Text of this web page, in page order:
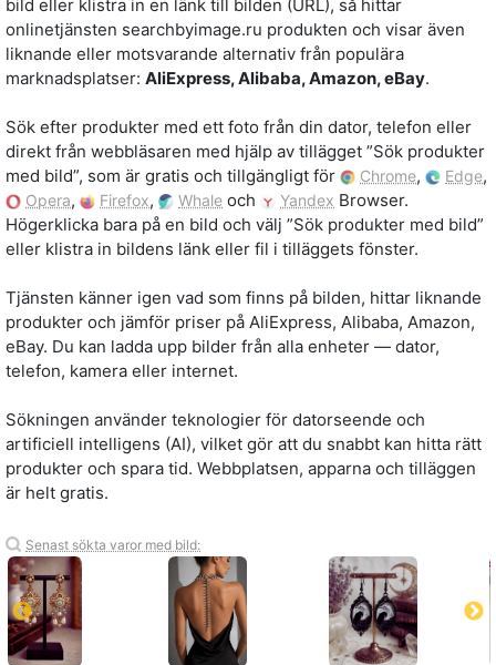
bild eller klistra in en länk till bilden (URL), så hittar
onlinetjänsten searchbyimage.ru produkten och visar även
liknande eller motsvarande alternativ från populära
marknadsplatser: AliExpress, Alibaba, Amazon, eBay.
Sök efter produkter med ett foto från din dator, telefon eller
direkt från webbläsaren med hjälp av tillägget ”Sök produkter
med bild”, som är gratis och tillgängligt för
Chrome, Edge,
Opera, Firefox, Whale och Yandex Browser.
Högerklicka bara på en bild och välj ”Sök produkter med bild”
eller klistra in bildens länk eller fil i tilläggets fönster.
Tjänsten känner igen vad som finns på bilden, hittar liknande
produkter och jämför priser på AliExpress, Alibaba, Amazon,
eBay. Du kan ladda upp bilder från alla enheter — dator,
telefon, kamera eller internet.
Sökningen använder teknologier för datorseende och
artificiell intelligens (AI), vilket gör att du snabbt kan hitta rätt
produkter och spara tid. Webbplatsen, apparna och tilläggen
är helt gratis.
Senast sökta varor med bild: